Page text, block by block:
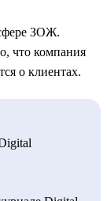
ЗОЖ.
что компания
о клиентах.